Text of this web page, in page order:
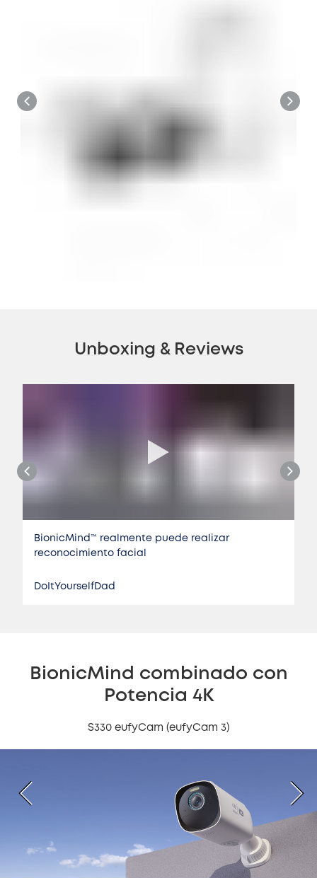
Unboxing & Reviews
BionicMind™️ realmente puede realizar
reconocimiento facial
DoItYourselfDad
BionicMind combinado con
Potencia 4K
S330 eufyCam (eufyCam 3)